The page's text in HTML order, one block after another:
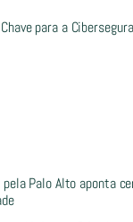
para a
pela Palo Alto aponta